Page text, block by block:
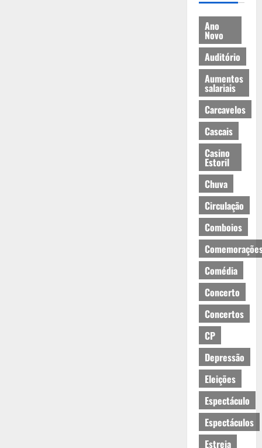
Ano
Novo
Auditório
Aumentos
salariais
Carcavelos
Cascais
Casino
Estoril
Chuva
Circulação
Comboios
Comédia
Concerto
Concertos
CP
Depressão
Eleições
Espectáculo
Espectáculos
Estreia